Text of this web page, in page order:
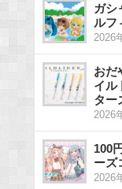
ガシ
ルフ
2026
おだ
イル
ター
2026
100
ーズ
2026